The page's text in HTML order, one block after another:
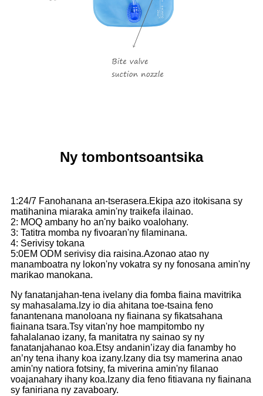
Ny tombontsoantsika
1:24/7 Fanohanana an-tserasera.Ekipa azo itokisana sy
matihanina miaraka amin'ny traikefa ilainao.
2: MOQ ambany ho an'ny baiko voalohany.
3: Tatitra momba ny fivoaran'ny filaminana.
4: Serivisy tokana
5:0EM ODM serivisy dia raisina.Azonao atao ny
manamboatra ny lokon'ny vokatra sy ny fonosana amin'ny
marikao manokana.
Ny fanatanjahan-tena ivelany dia fomba fiaina mavitrika
sy mahasalama.Izy io dia ahitana toe-tsaina feno
fanantenana manoloana ny fiainana sy fikatsahana
fiainana tsara.Tsy vitan'ny hoe mampitombo ny
fahalalanao izany, fa manitatra ny sainao sy ny
fanatanjahanao koa.Etsy andanin’izay dia fanamby ho
an’ny tena ihany koa izany.Izany dia tsy mamerina anao
amin'ny natiora fotsiny, fa miverina amin'ny filanao
voajanahary ihany koa.Izany dia feno fitiavana ny fiainana
sy faniriana ny zavaboary.